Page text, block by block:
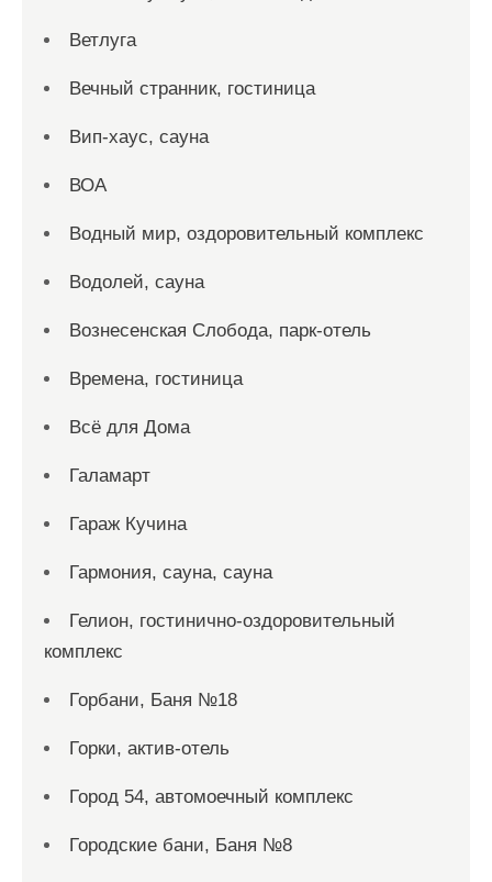
Ветлуга
Вечный странник, гостиница
Вип-хаус, сауна
ВОА
Водный мир, оздоровительный комплекс
Водолей, сауна
Вознесенская Слобода, парк-отель
Времена, гостиница
Всё для Дома
Галамарт
Гараж Кучина
Гармония, сауна, сауна
Гелион, гостинично-оздоровительный
комплекс
Горбани, Баня №18
Горки, актив-отель
Город 54, автомоечный комплекс
Городские бани, Баня №8